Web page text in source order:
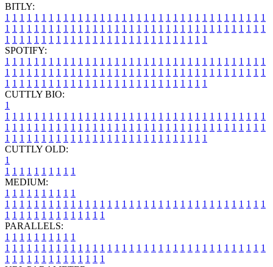
BITLY:
1 1 1 1 1 1 1 1 1 1 1 1 1 1 1 1 1 1 1 1 1 1 1 1 1 1 1 1 1 1 1 1 1 1 1 1
1 1 1 1 1 1 1 1 1 1 1 1 1 1 1 1 1 1 1 1 1 1 1 1 1 1 1 1 1 1 1 1 1 1 1 1
1 1 1 1 1 1 1 1 1 1 1 1 1 1 1 1 1 1 1 1 1 1 1 1 1 1 1 1
SPOTIFY:
1 1 1 1 1 1 1 1 1 1 1 1 1 1 1 1 1 1 1 1 1 1 1 1 1 1 1 1 1 1 1 1 1 1 1 1
1 1 1 1 1 1 1 1 1 1 1 1 1 1 1 1 1 1 1 1 1 1 1 1 1 1 1 1 1 1 1 1 1 1 1 1
1 1 1 1 1 1 1 1 1 1 1 1 1 1 1 1 1 1 1 1 1 1 1 1 1 1 1 1
CUTTLY BIO:
1
1 1 1 1 1 1 1 1 1 1 1 1 1 1 1 1 1 1 1 1 1 1 1 1 1 1 1 1 1 1 1 1 1 1 1 1
1 1 1 1 1 1 1 1 1 1 1 1 1 1 1 1 1 1 1 1 1 1 1 1 1 1 1 1 1 1 1 1 1 1 1 1
1 1 1 1 1 1 1 1 1 1 1 1 1 1 1 1 1 1 1 1 1 1 1 1 1 1 1 1
CUTTLY OLD:
1
1 1 1 1 1 1 1 1 1 1
MEDIUM:
1 1 1 1 1 1 1 1 1 1
1 1 1 1 1 1 1 1 1 1 1 1 1 1 1 1 1 1 1 1 1 1 1 1 1 1 1 1 1 1 1 1 1 1 1 1
1 1 1 1 1 1 1 1 1 1 1 1 1 1
PARALLELS:
1 1 1 1 1 1 1 1 1 1
1 1 1 1 1 1 1 1 1 1 1 1 1 1 1 1 1 1 1 1 1 1 1 1 1 1 1 1 1 1 1 1 1 1 1 1
1 1 1 1 1 1 1 1 1 1 1 1 1 1